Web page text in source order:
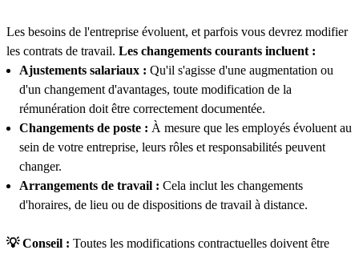
Les besoins de l'entreprise évoluent, et parfois vous devrez modifier
les contrats de travail. Les changements courants incluent :
Ajustements salariaux : Qu'il s'agisse d'une augmentation ou
d'un changement d'avantages, toute modification de la
rémunération doit être correctement documentée.
Changements de poste : À mesure que les employés évoluent au
sein de votre entreprise, leurs rôles et responsabilités peuvent
changer.
Arrangements de travail : Cela inclut les changements
d'horaires, de lieu ou de dispositions de travail à distance.
💡 Conseil : Toutes les modifications contractuelles doivent être